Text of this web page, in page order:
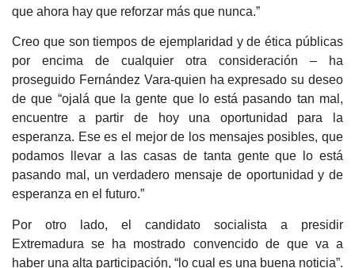
que ahora hay que reforzar más que nunca.”
Creo que son tiempos de ejemplaridad y de ética públicas
por encima de cualquier otra consideración – ha
proseguido Fernández Vara-quien ha expresado su deseo
de que “ojalá que la gente que lo está pasando tan mal,
encuentre a partir de hoy una oportunidad para la
esperanza. Ese es el mejor de los mensajes posibles, que
podamos llevar a las casas de tanta gente que lo está
pasando mal, un verdadero mensaje de oportunidad y de
esperanza en el futuro.”
Por otro lado, el candidato socialista a presidir
Extremadura se ha mostrado convencido de que va a
haber una alta participación, “lo cual es una buena noticia”.